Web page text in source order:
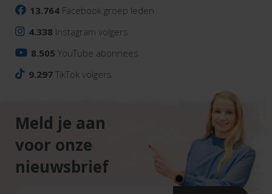
13.764 Facebook groep leden
4.338 Instagram volgers
8.505 YouTube abonnees
9.297 TikTok volgers
Meld je aan
voor onze
nieuwsbrief